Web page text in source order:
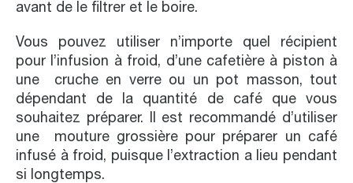
avant de le filtrer et le boire.
Vous pouvez utiliser n’importe quel récipient
pour l’infusion à froid, d’une cafetière à piston à
une cruche en verre ou un pot masson, tout
dépendant de la quantité de café que vous
souhaitez préparer. Il est recommandé d’utiliser
une mouture grossière pour préparer un café
infusé à froid, puisque l’extraction a lieu pendant
si longtemps.